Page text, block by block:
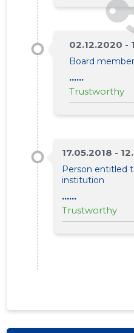
02.12.2020 -
Board member
......
Trustworthy
17.05.2018 -
Person entitled
institution
......
Trustworthy